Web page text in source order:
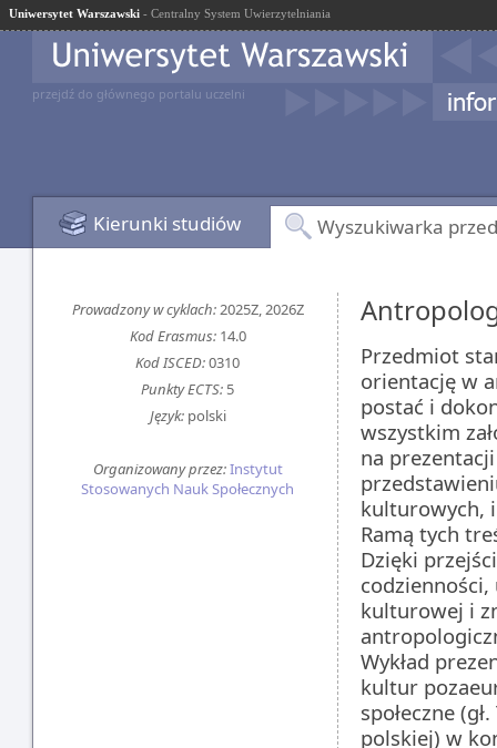
Uniwersytet Warszawski - Centralny System Uwierzytelniania
przejdź do głównego portalu uczelni
Kierunki studiów Wyszukiwarka
Prowadzony w cyklach:2025Z, 2026Z
Kod Erasmus:14.0
Kod ISCED:0310
Punkty ECTS: 5
Język:polski
Organizowany przez:Instytut
Stosowanych Nauk Społecznych
Przedmiot
orientację w
postać i
wszystkim
na
kulturowych,
Ramą tych
Dzięki
kulturowej i
Wykład
kultur
społeczne
polskiej) w